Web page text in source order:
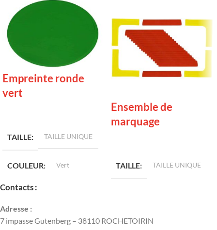
Empreinte ronde
vert
TAILLE
TAILLE UNIQUE
COULEUR Vert
Ensemble de
marquage
TAILLE
TAILLE UNIQUE
Contacts :
Adresse :
7 impasse Gutenberg – 38110 ROCHETOIRIN